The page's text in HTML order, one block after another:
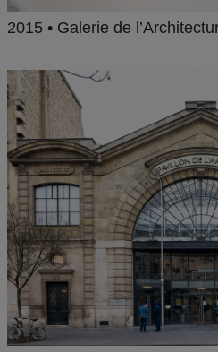
2015 • Galerie de